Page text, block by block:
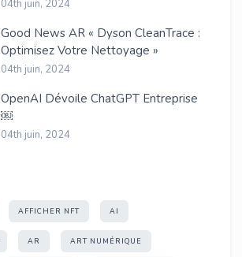
04th juin, 2024
Good News AR « Dyson CleanTrace :
Optimisez Votre Nettoyage »
04th juin, 2024
OpenAI Dévoile ChatGPT Entreprise
￼
04th juin, 2024
AFFICHER NFT AI
AR ART NUMÉRIQUE